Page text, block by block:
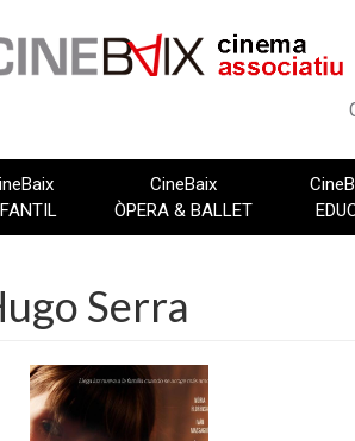
CineBaix
ÒPERA & BALLET
Serra